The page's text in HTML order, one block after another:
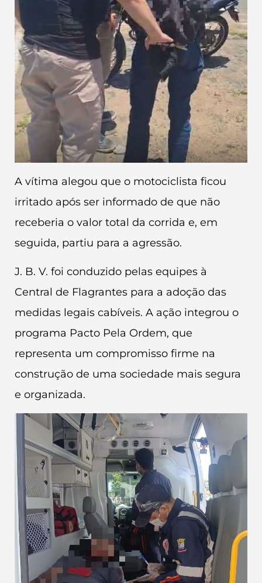
A vítima alegou que o motociclista ficou
irritado após ser informado de que não
receberia o valor total da corrida e, em
seguida, partiu para a agressão.
J. B. V. foi conduzido pelas equipes à
Central de Flagrantes para a adoção das
medidas legais cabíveis. A ação integrou o
programa Pacto Pela Ordem, que
representa um compromisso firme na
construção de uma sociedade mais segura
e organizada.